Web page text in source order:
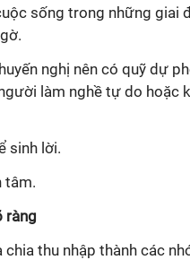
sống trong những giai
nghị nên có quỹ dự
làm nghề tự do hoặc
sinh lời.
tâm.
ràng
chia thu nhập thành các